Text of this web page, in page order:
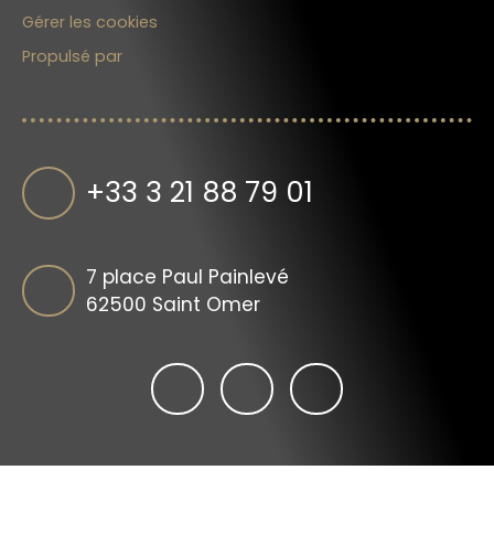
Gérer les cookies
Propulsé par
+33 3 21 88 79 01
7 place Paul Painlevé
62500 Saint Omer